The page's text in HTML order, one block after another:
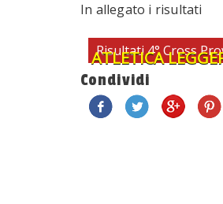
ATLETICA
In allegato i risultati
Risultati 4° Cross
Condividi